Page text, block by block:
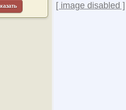
[ image disabled ]